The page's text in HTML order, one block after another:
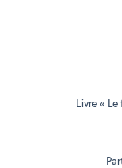
Livre «